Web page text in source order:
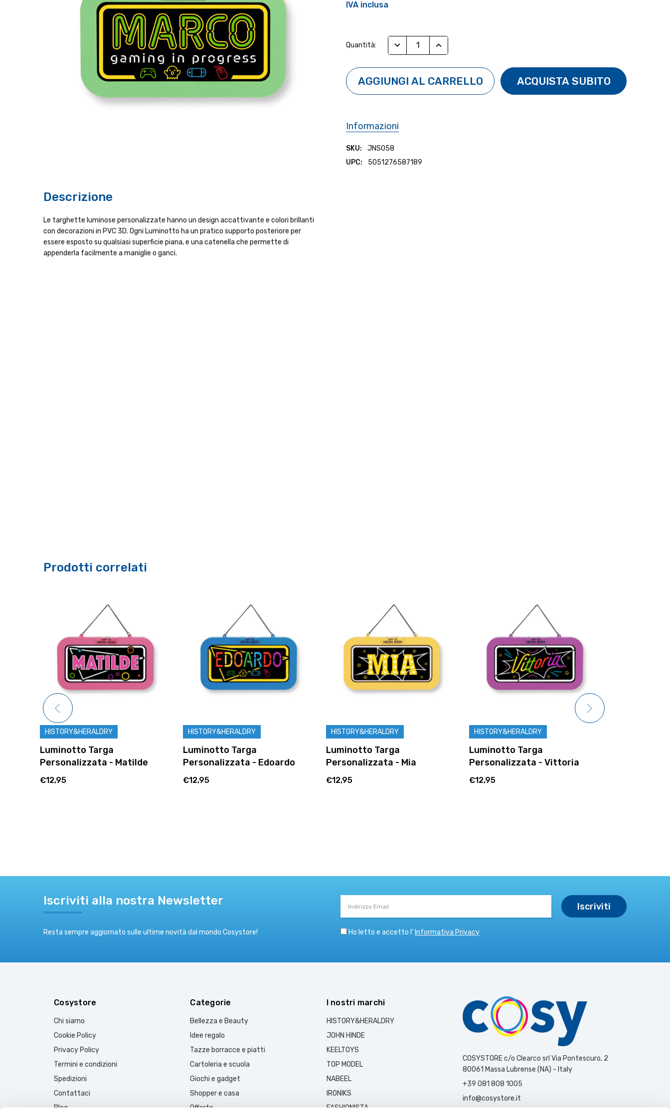
IVA inclusa
Attuale:
Quantità: RIDUCI QUANTITÀ:AUMENTA QUANTITÀ:
Informazioni
SKU:
JNS058
UPC:
5051276587189
Descrizione
Le targhette luminose personalizzate hanno un design accattivante e colori brillanti
con decorazioni in PVC 3D. Ogni Luminotto ha un pratico supporto posteriore per
essere esposto su qualsiasi superficie piana, e una catenella che permette di
appenderla facilmente a maniglie o ganci.
Prodotti correlati
HISTORY&HERALDRY
Luminotto Targa
Personalizzata - Edoardo
€12,95
HISTORY&HERALDRY
Luminotto Targa
Personalizzata - Mia
€12,95
HISTORY&HERALDRY
Luminotto Targa
Personalizzata - Vittoria
€12,95
HISTORY&HERALDRY
Luminotto Targa
Personalizzata - Riccardo
€12,95
Iscriviti alla nostra Newsletter
Resta sempre aggiornato sulle ultime novità dal mondo Cosystore!
Email
Ho letto e accetto l’ Informativa Privacy
Cosystore
Chi siamo
Cookie Policy
Privacy Policy
Termini e condizioni
Spedizioni
Contattaci
Blog
Categorie
Bellezza e Beauty
Idee regalo
Tazze borracce e piatti
Cartoleria e scuola
Giochi e gadget
Shopper e casa
Offerte
I nostri marchi
HISTORY&HERALDRY
JOHN HINDE
KEELTOYS
TOP MODEL
NABEEL
IRONIKS
FASHIONISTA
COSYSTORE c/o Clearco srl Via Pontescuro, 2
80061 Massa Lubrense (NA) - Italy
+39 081 808 1005
info@cosystore.it